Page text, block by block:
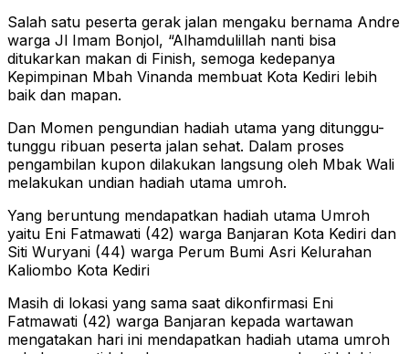
Salah satu peserta gerak jalan mengaku bernama Andre
warga Jl Imam Bonjol, “Alhamdulillah nanti bisa
ditukarkan makan di Finish, semoga kedepanya
Kepimpinan Mbah Vinanda membuat Kota Kediri lebih
baik dan mapan.
Dan Momen pengundian hadiah utama yang ditunggu-
tunggu ribuan peserta jalan sehat. Dalam proses
pengambilan kupon dilakukan langsung oleh Mbak Wali
melakukan undian hadiah utama umroh.
Yang beruntung mendapatkan hadiah utama Umroh
yaitu Eni Fatmawati (42) warga Banjaran Kota Kediri dan
Siti Wuryani (44) warga Perum Bumi Asri Kelurahan
Kaliombo Kota Kediri
Masih di lokasi yang sama saat dikonfirmasi Eni
Fatmawati (42) warga Banjaran kepada wartawan
mengatakan hari ini mendapatkan hadiah utama umroh